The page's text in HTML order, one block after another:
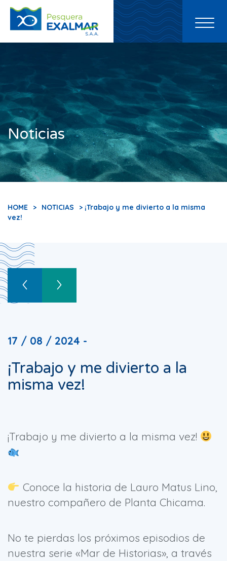
Toggle
Noticias
HOME > NOTICIAS
> ¡Trabajo y me divierto a la misma
vez!
17 / 08 / 2024 -
¡Trabajo y me divierto a la
misma vez!
¡Trabajo y me divierto a la misma vez!
Conoce la historia de Lauro Matus Lino,
nuestro compañero de Planta Chicama.
No te pierdas los próximos episodios de
nuestra serie «Mar de Historias», a través